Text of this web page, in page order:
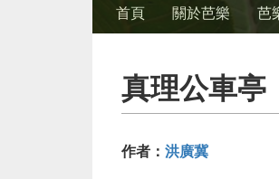
首頁 關於芭樂 芭
真理公車亭
作者： 洪廣冀